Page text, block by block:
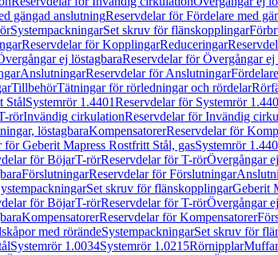
gängad anslutningReservdelar för Fördelare med
SystempackningarSet skruv för flänskopplingar
Reservdelar för KopplingarReduceringar
ej löstagbaraReservdelar för Övergångar ej
AnslutningarReservdelar för Anslutningar
TillbehörTätningar för rörledningar och rördelar
StålSystemrör 1.4401Reservdelar för Systemrör
rörInvändig cirkulationReservdelar för Invändig
löstagbaraKompensatorerReservdelar för
för Geberit Mapress Rostfritt Stål, gasSystemrör
för BöjarT-rörReservdelar för T-rörÖvergångar
FörslutningarReservdelar för Förslutningar
Set skruv för flänskopplingarGeberit
för BöjarT-rörReservdelar för T-rörÖvergångar
KompensatorerReservdelar för Kompensatorer
med rörändeSystempackningarSet skruv för
Systemrör 1.0034Systemrör 1.0215RörnipplarMuffar